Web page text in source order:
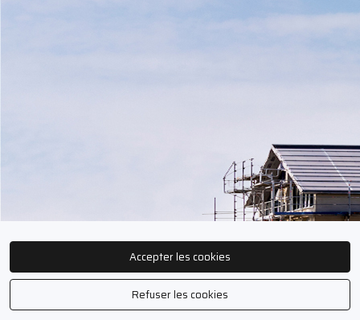
Accepter les cookies
Refuser les cookies